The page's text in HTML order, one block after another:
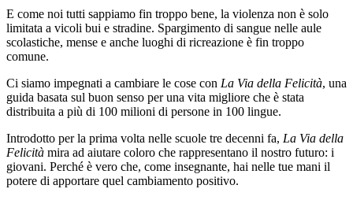
E come noi tutti sappiamo fin troppo bene, la violenza non è solo
limitata a vicoli bui e stradine. Spargimento di sangue nelle aule
scolastiche, mense e anche luoghi di ricreazione è fin troppo
comune.
Ci siamo impegnati a cambiare le cose con La Via della Felicità, una
guida basata sul buon senso per una vita migliore che è stata
distribuita a più di 100 milioni di persone in 100 lingue.
Introdotto per la prima volta nelle scuole tre decenni fa, La Via della
Felicità mira ad aiutare coloro che rappresentano il nostro futuro: i
giovani. Perché è vero che, come insegnante, hai nelle tue mani il
potere di apportare quel cambiamento positivo.